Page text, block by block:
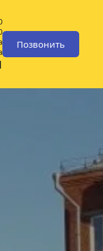
Позвонить